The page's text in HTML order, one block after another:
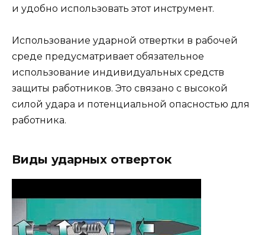
и удобно использовать этот инструмент.
Использование ударной отвертки в рабочей
среде предусматривает обязательное
использование индивидуальных средств
защиты работников. Это связано с высокой
силой удара и потенциальной опасностью для
работника.
Виды ударных отверток